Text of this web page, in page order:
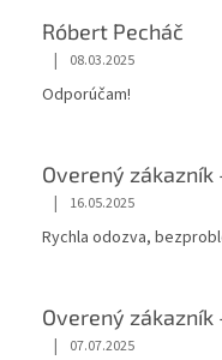
Róbert Pecháč
| 08.03.2025
Odporúčam!
Overený zákazník
| 16.05.2025
Rychla odozva,
Overený zákazník
| 07.07.2025